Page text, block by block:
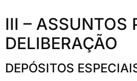
III – ASSUNTOS
DELIBERAÇÃO
DEPÓSITOS